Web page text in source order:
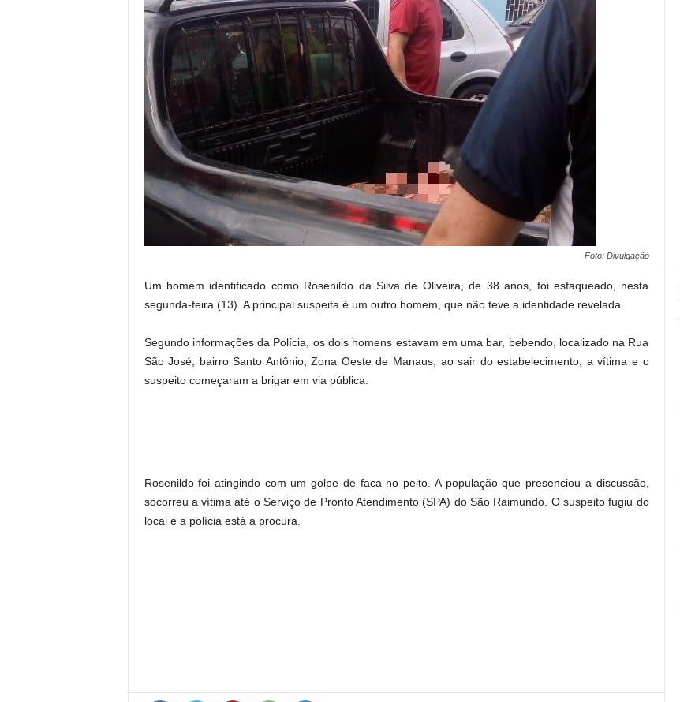
Foto: Divulgação
Um homem identificado como Rosenildo da Silva de Oliveira, de 38 anos, foi esfaqueado, nesta
segunda-feira (13). A principal suspeita é um outro homem, que não teve a identidade revelada.
Segundo informações da Polícia, os dois homens estavam em uma bar, bebendo, localizado na Rua
São José, bairro Santo Antônio, Zona Oeste de Manaus, ao sair do estabelecimento, a vítima e o
suspeito começaram a brigar em via pública.
Rosenildo foi atingindo com um golpe de faca no peito. A população que presenciou a discussão,
socorreu a vítima até o Serviço de Pronto Atendimento (SPA) do São Raimundo. O suspeito fugiu do
local e a polícia está a procura.